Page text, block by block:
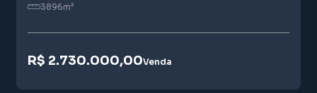
medida.3896m²
R$ 2.730.000,00Venda